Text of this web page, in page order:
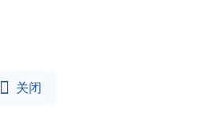
 关闭